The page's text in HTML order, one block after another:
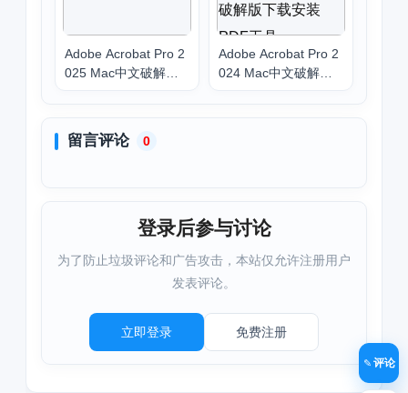
Adobe Acrobat Pro 2
025 Mac中文破解版
Adobe Acrobat Pro 2
024 Mac中文破解版
留言评论 0
登录后参与讨论
为了防止垃圾评论和广告攻击，本站仅允许注册用户
发表评论。
立即登录 免费注册
评论